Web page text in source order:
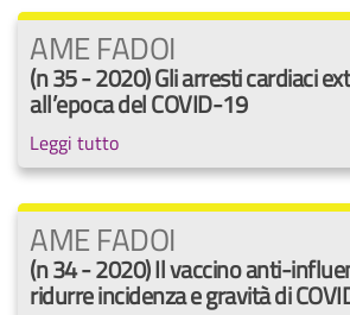
AME FADOI
(n 35 - 2020) Gli arresti cardiaci
all’epoca del COVID-19
Leggi tutto
AME FADOI
(n 34 - 2020) Il vaccino anti-
ridurre incidenza e gravità di